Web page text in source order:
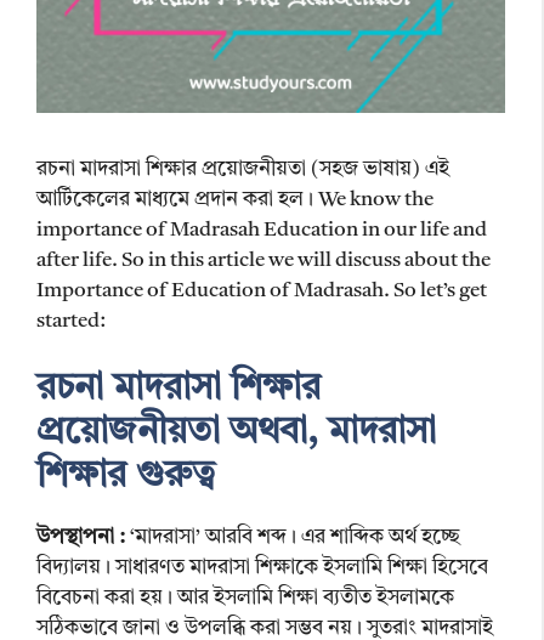
রচনা মাদরাসা শিক্ষার প্রয়োজনীয়তা (সহজ ভাষায়) এই
আর্টিকেলের মাধ্যমে প্রদান করা হল। We know the
importance of Madrasah Education in our life and
after life. So in this article we will discuss about the
Importance of Education of Madrasah. So let’s get
started:
রচনা মাদরাসা শিক্ষার
প্রয়োজনীয়তা অথবা, মাদরাসা
শিক্ষার গুরুত্ব
উপস্থাপনা : ‘মাদরাসা’ আরবি শব্দ। এর শাব্দিক অর্থ হচ্ছে
বিদ্যালয়। সাধারণত মাদরাসা শিক্ষাকে ইসলামি শিক্ষা হিসেবে
বিবেচনা করা হয়। আর ইসলামি শিক্ষা ব্যতীত ইসলামকে
সঠিকভাবে জানা ও উপলব্ধি করা সম্ভব নয়। সুতরাং মাদরাসাই